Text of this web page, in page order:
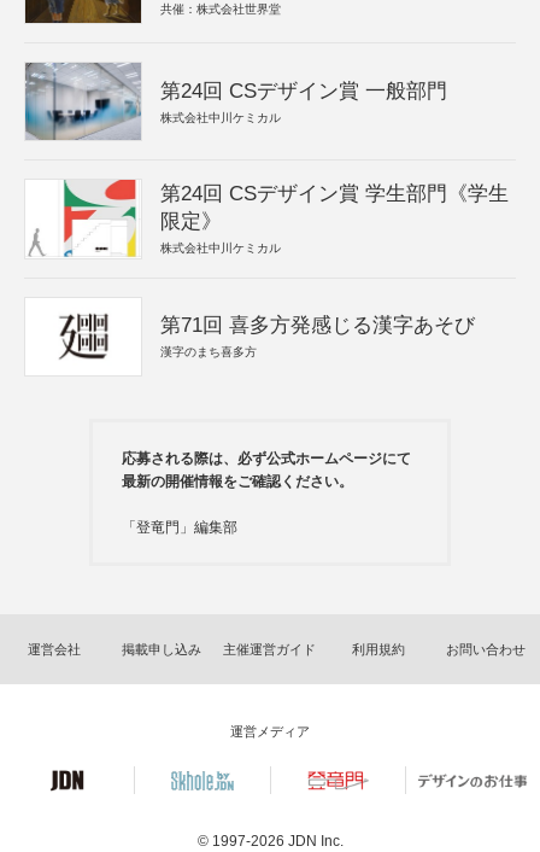
共催：株式会社世界堂
第24回 CSデザイン賞 一般部門
株式会社中川ケミカル
第24回 CSデザイン賞 学生部門《学生
限定》
株式会社中川ケミカル
第71回 喜多方発感じる漢字あそび
漢字のまち喜多方
応募される際は、必ず公式ホームページにて
最新の開催情報をご確認ください。
「登竜門」編集部
運営会社 掲載申し込み 主催運営ガイド 利用規約 お問い合わせ
運営メディア
© 1997-2026 JDN Inc.